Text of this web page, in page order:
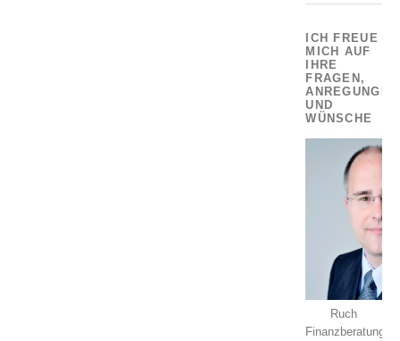
ICH FREUE
MICH AUF
IHRE
FRAGEN,
ANREGUNGEN
UND
WÜNSCHE
Ruch
Finanzberatung